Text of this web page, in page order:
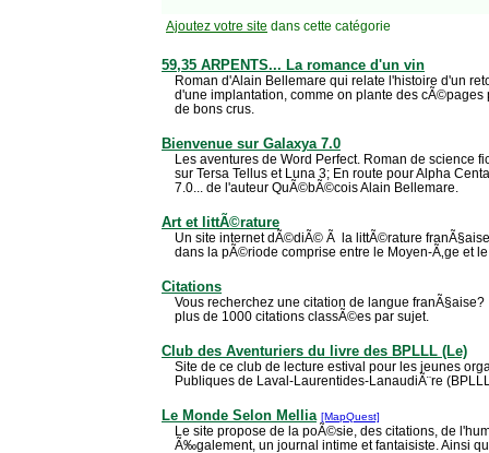
Ajoutez votre site dans cette catégorie
59,35 ARPENTS... La romance d'un vin
Roman d'Alain Bellemare qui relate l'histoire d'un
d'une implantation, comme on plante des
de bons crus.
Bienvenue sur Galaxya 7.0
Les aventures de Word Perfect. Roman de science
sur Tersa Tellus et Luna 3; En route pour Alpha
7.0... de l'auteur QuÃ©bÃ©cois Alain Bellemare.
Art et littÃ©rature
Un site internet dÃ©diÃ© Ã la littÃ©rature
dans la pÃ©riode comprise entre le Moyen-Ã‚ge et le
Citations
Vous recherchez une citation de langue
plus de 1000 citations classÃ©es par sujet.
Club des Aventuriers du livre des BPLLL (Le)
Site de ce club de lecture estival pour les jeunes
Publiques de Laval-Laurentides-LanaudiÃ¨re
Le Monde Selon Mellia [MapQuest]
Le site propose de la poÃ©sie, des citations, de
Ã‰galement, un journal intime et fantaisiste. Ainsi